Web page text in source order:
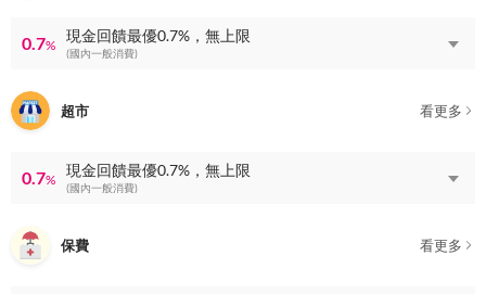
0.7%
現金回饋最優0.7%，無上限
(國內一般消費)
超市 看更多
0.7%
現金回饋最優0.7%，無上限
(國內一般消費)
保費 看更多